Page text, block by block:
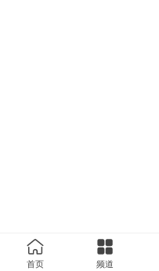
首页 频道